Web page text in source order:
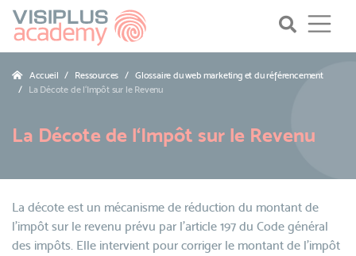
Accueil Ressources
Glossaire du web marketing et du référencement
La Décote de l‘Impôt sur le Revenu
La Décote de l‘Impôt sur le Revenu
La décote est un mécanisme de réduction du montant de
l'impôt sur le revenu prévu par l'article 197 du Code général
des impôts. Elle intervient pour corriger le montant de l’impôt